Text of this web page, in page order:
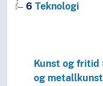
6 Teknologi
Kunst og fritid
og metallkunst